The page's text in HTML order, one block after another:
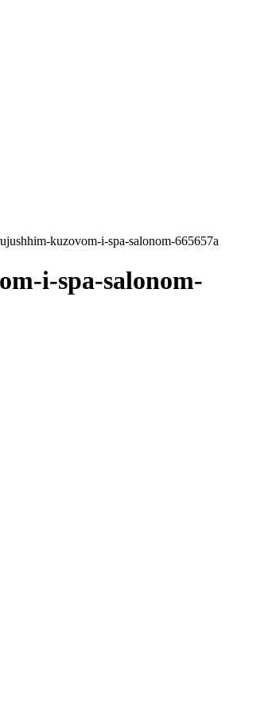
kuzovom-i-spa-salonom-665657a
i-spa-salonom-